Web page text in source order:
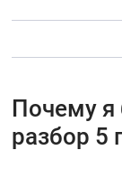
Почему я
разбор 5